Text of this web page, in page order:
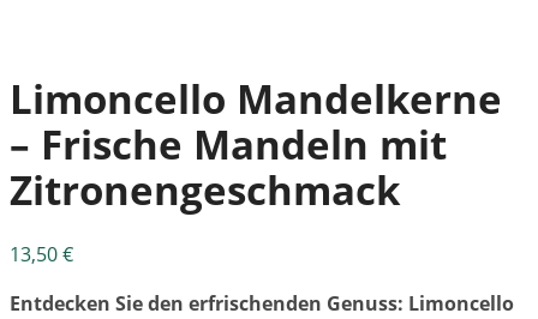
Limoncello Mandelkerne
– Frische Mandeln mit
Zitronengeschmack
13,50€
Entdecken Sie den erfrischenden Genuss: Limoncello